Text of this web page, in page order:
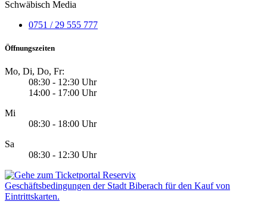
Schwäbisch Media
0751 / 29 555 777
Öffnungszeiten
Mo, Di, Do, Fr:
08:30 - 12:30 Uhr
14:00 - 17:00 Uhr
Mi
08:30 - 18:00 Uhr
Sa
08:30 - 12:30 Uhr
Geschäftsbedingungen der Stadt Biberach für den Kauf von
Eintrittskarten.